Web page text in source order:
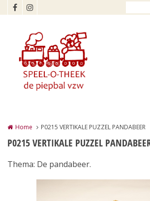
Overslaan en naar de inhoud gaan
Home P0215 VERTIKALE PUZZEL PANDABEER
P0215 VERTIKALE PUZZEL
Thema: De pandabeer.